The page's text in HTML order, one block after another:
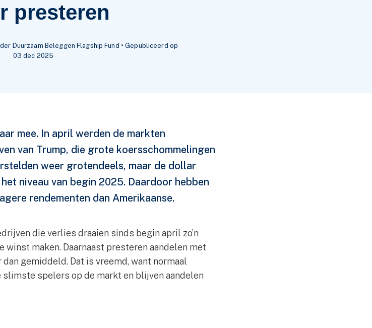
presteren
Duurzaam Beleggen Flagship Fund • Gepubliceerd op
03 dec 2025
mee. In april werden de markten
van Trump, die grote koersschommelingen
weer grotendeels, maar de dollar
niveau van begin 2025. Daardoor hebben
rendementen dan Amerikaanse.
die verlies draaien sinds begin april zo’n
winst maken. Daarnaast presteren aandelen met
gemiddeld. Dat is vreemd, want normaal
spelers op de markt en blijven aandelen